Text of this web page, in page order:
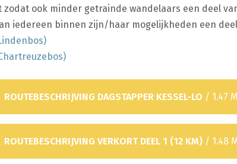
zodat ook minder getrainde wandelaars een deel
iedereen binnen zijn/haar mogelijkheden een
ROUTEBESCHRIJVING DAGSTAPPER KESSEL-LO / 1.47
ROUTEBESCHRIJVING VERKORT DEEL 1 (12 KM) / 1.48